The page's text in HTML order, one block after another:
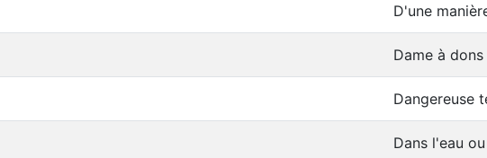
D'une
Dame à
Dangereuse
Dans l'eau